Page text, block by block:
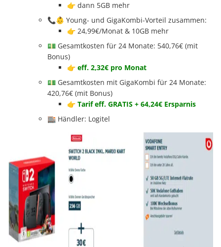
👉 dann 5GB mehr
📞👶 Young- und GigaKombi-Vorteil zusammen:
👉 24,99€/Monat & 10GB mehr
💵 Gesamtkosten für 24 Monate: 540,76€ (mit
Bonus)
👉 eff. 2,32€ pro Monat
💵 Gesamtkosten mit GigaKombi für 24 Monate:
420,76€ (mit Bonus)
👉 Tarif eff. GRATIS + 64,24€ Ersparnis
🏬 Händler: Logitel